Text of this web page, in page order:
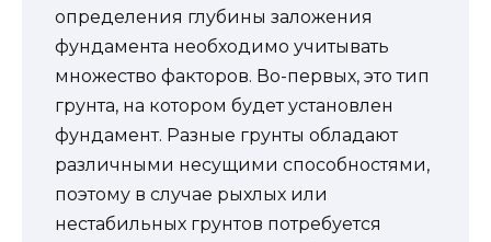
определения глубины заложения
фундамента необходимо учитывать
множество факторов. Во-первых, это тип
грунта, на котором будет установлен
фундамент. Разные грунты обладают
различными несущими способностями,
поэтому в случае рыхлых или
нестабильных грунтов потребуется